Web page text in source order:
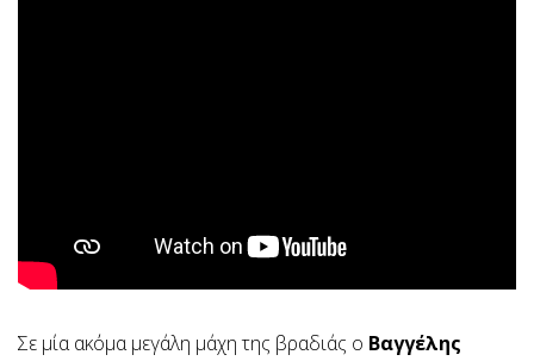
Σε μία ακόμα μεγάλη μάχη της βραδιάς ο Βαγγέλης